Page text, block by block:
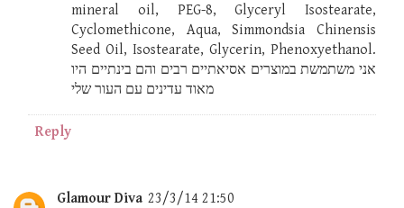
mineral oil, PEG-8, Glyceryl Isostearate,
Cyclomethicone, Aqua, Simmondsia Chinensis
Seed Oil, Isostearate, Glycerin, Phenoxyethanol.
אני משתמשת במוצרים אסיאתיים רבים והם בינתיים היו
מאוד עדינים עם העור שלי
Reply
Glamour Diva 23/3/14 21:50